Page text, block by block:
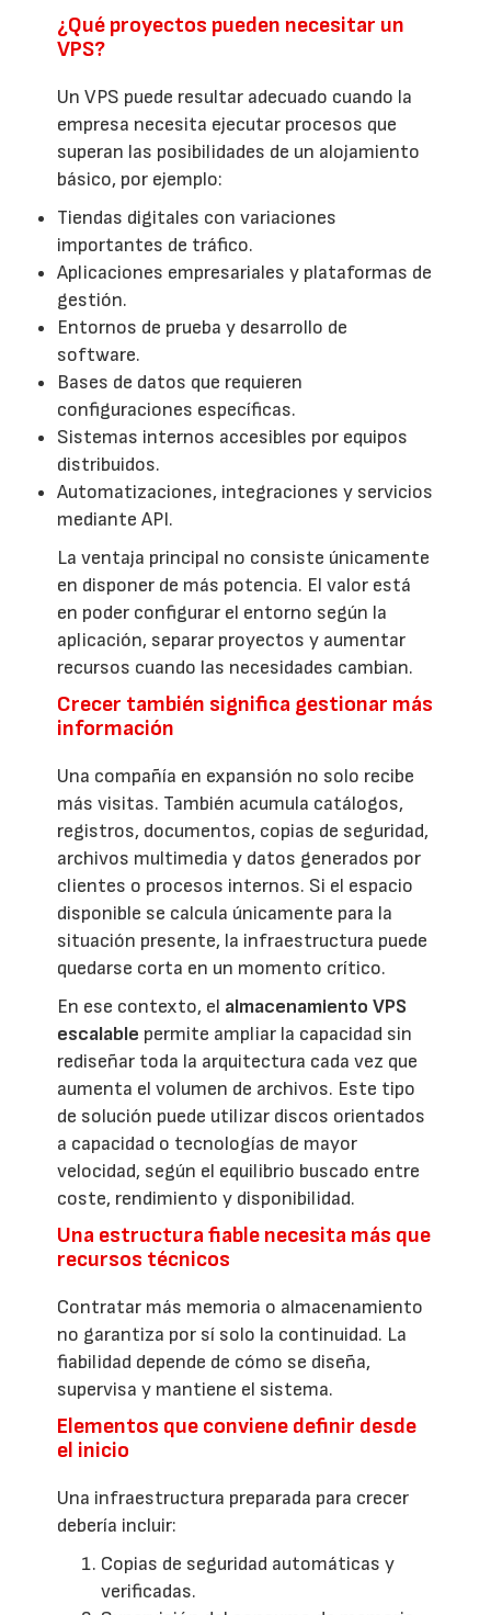
¿Qué proyectos pueden necesitar un
VPS?
Un VPS puede resultar adecuado cuando la
empresa necesita ejecutar procesos que
superan las posibilidades de un alojamiento
básico, por ejemplo:
Tiendas digitales con variaciones
importantes de tráfico.
Aplicaciones empresariales y plataformas de
gestión.
Entornos de prueba y desarrollo de
software.
Bases de datos que requieren
configuraciones específicas.
Sistemas internos accesibles por equipos
distribuidos.
Automatizaciones, integraciones y servicios
mediante API.
La ventaja principal no consiste únicamente
en disponer de más potencia. El valor está
en poder configurar el entorno según la
aplicación, separar proyectos y aumentar
recursos cuando las necesidades cambian.
Crecer también significa gestionar más
información
Una compañía en expansión no solo recibe
más visitas. También acumula catálogos,
registros, documentos, copias de seguridad,
archivos multimedia y datos generados por
clientes o procesos internos. Si el espacio
disponible se calcula únicamente para la
situación presente, la infraestructura puede
quedarse corta en un momento crítico.
En ese contexto, el almacenamiento VPS
escalable permite ampliar la capacidad sin
rediseñar toda la arquitectura cada vez que
aumenta el volumen de archivos. Este tipo
de solución puede utilizar discos orientados
a capacidad o tecnologías de mayor
velocidad, según el equilibrio buscado entre
coste, rendimiento y disponibilidad.
Una estructura fiable necesita más que
recursos técnicos
Contratar más memoria o almacenamiento
no garantiza por sí solo la continuidad. La
fiabilidad depende de cómo se diseña,
supervisa y mantiene el sistema.
Elementos que conviene definir desde
el inicio
Una infraestructura preparada para crecer
debería incluir:
Copias de seguridad automáticas y
verificadas.